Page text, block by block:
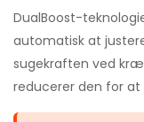
DualBoost-
automatisk at
sugekraften ved
reducerer den for at